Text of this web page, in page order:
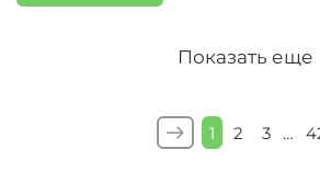
Показать еще
1 2 3 …